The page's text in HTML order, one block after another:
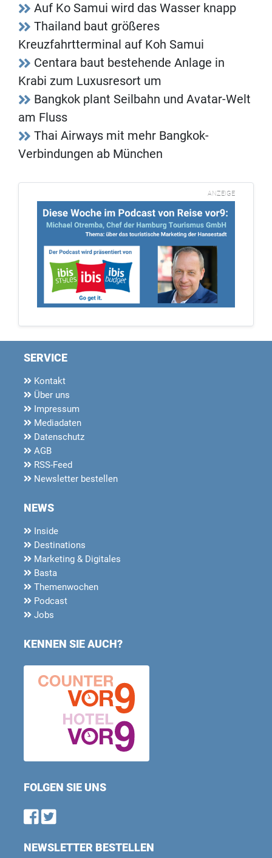
Auf Ko Samui wird das Wasser knapp
Thailand baut größeres
Kreuzfahrtterminal auf Koh Samui
Centara baut bestehende Anlage in
Krabi zum Luxusresort um
Bangkok plant Seilbahn und Avatar-Welt
am Fluss
Thai Airways mit mehr Bangkok-
Verbindungen ab München
ANZEIGE
SERVICE
Kontakt
Über uns
Impressum
Mediadaten
Datenschutz
AGB
RSS-Feed
Newsletter bestellen
NEWS
Inside
Destinations
Marketing & Digitales
Basta
Themenwochen
Podcast
Jobs
KENNEN SIE AUCH?
FOLGEN SIE UNS
Find us on Facebook
Follow us on Twitter
NEWSLETTER BESTELLEN